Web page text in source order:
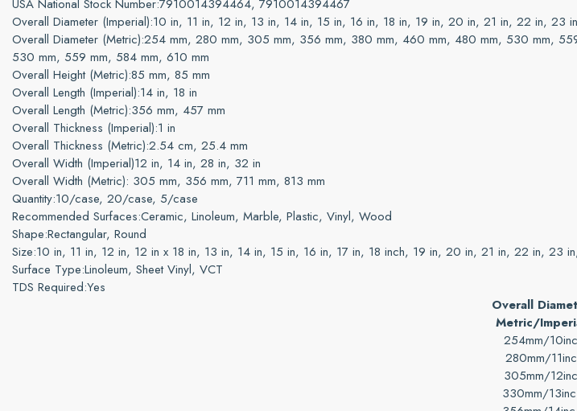
USA National Stock Number:7910014394464, 7910014394467
Overall Diameter (Imperial):10 in, 11 in, 12 in, 13 in, 14 in, 15 in, 16 in, 18 in, 19 in, 20 in, 21 in, 22 in, 23
Overall Diameter (Metric):254 mm, 280 mm, 305 mm, 356 mm, 380 mm, 460 mm, 480 mm, 530 mm,
530 mm, 559 mm, 584 mm, 610 mm
Overall Height (Metric):85 mm, 85 mm
Overall Length (Imperial):14 in, 18 in
Overall Length (Metric):356 mm, 457 mm
Overall Thickness (Imperial):1 in
Overall Thickness (Metric):2.54 cm, 25.4 mm
Overall Width (Imperial)12 in, 14 in, 28 in, 32 in
Overall Width (Metric): 305 mm, 356 mm, 711 mm, 813 mm
Quantity:10/case, 20/case, 5/case
Recommended Surfaces:Ceramic, Linoleum, Marble, Plastic, Vinyl, Wood
Shape:Rectangular, Round
Size:10 in, 11 in, 12 in, 12 in x 18 in, 13 in, 14 in, 15 in, 16 in, 17 in, 18 inch, 19 in, 20 in, 21 in, 22 in, 23
Surface Type:Linoleum, Sheet Vinyl, VCT
TDS Required:Yes
Overall
Metric/
254mm/10inc
280mm/11inc
305mm/12inc
330mm/13inc